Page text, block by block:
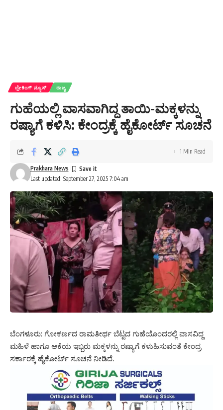
ಬ್ರೇಕಿಂಗ್ ನ್ಯೂಸ್ ರಾಜ್ಯ
ಗುಹೆಯಲ್ಲಿ ವಾಸವಾಗಿದ್ದ ತಾಯಿ-ಮಕ್ಕಳನ್ನು
ರಷ್ಯಾಗೆ ಕಳಿಸಿ: ಕೇಂದ್ರಕ್ಕೆ ಹೈಕೋರ್ಟ್ ಸೂಚನೆ
Last updated: September 27, 2025 7:04 am
Prakhara News
1 Min Read
ಬೆಂಗಳೂರು: ಗೋಕರ್ಣದ ರಾಮತೀರ್ಥ ಬೆಟ್ಟದ ಗುಹೆಯೊಂದರಲ್ಲಿ ವಾಸವಿದ್ದ
ಮಹಿಳೆ ಹಾಗೂ ಆಕೆಯ ಇಬ್ಬರು ಮಕ್ಕಳನ್ನು ರಷ್ಯಾಗೆ ಕಳುಹಿಸುವಂತೆ ಕೇಂದ್ರ
ಸರ್ಕಾರಕ್ಕೆ ಹೈಕೋರ್ಟ್ ಸೂಚನೆ ನೀಡಿದೆ.